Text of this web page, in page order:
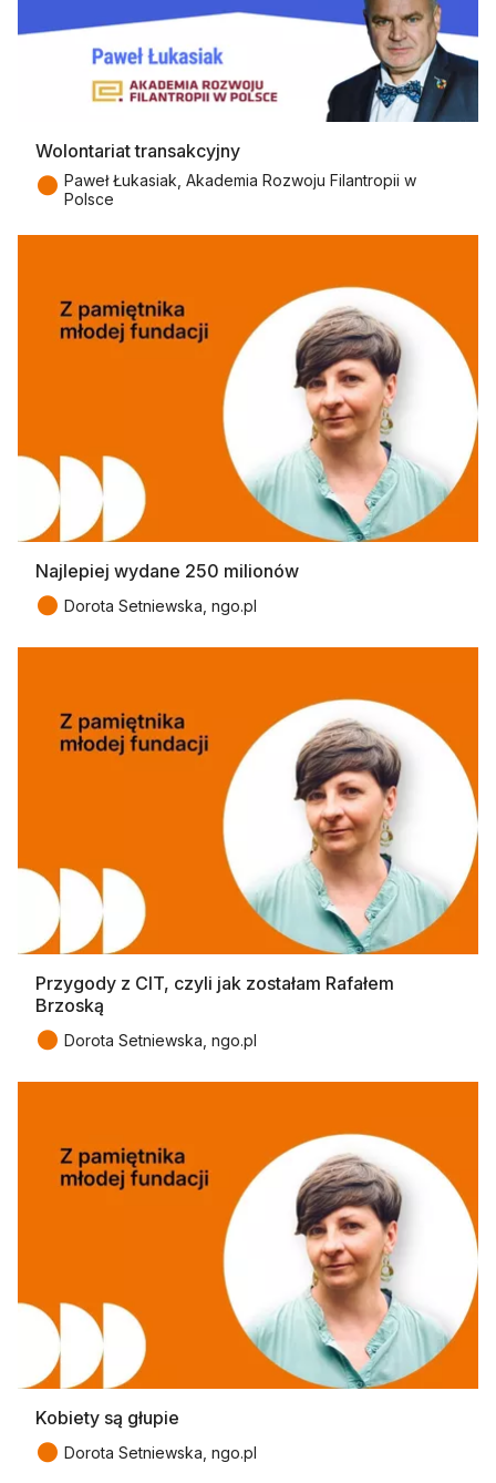
Wolontariat transakcyjny
● Paweł Łukasiak, Akademia Rozwoju Filantropii w
Polsce
Najlepiej wydane 250 milionów
● Dorota Setniewska, ngo.pl
Przygody z CIT, czyli jak zostałam Rafałem
Brzoską
● Dorota Setniewska, ngo.pl
Kobiety są głupie
● Dorota Setniewska, ngo.pl